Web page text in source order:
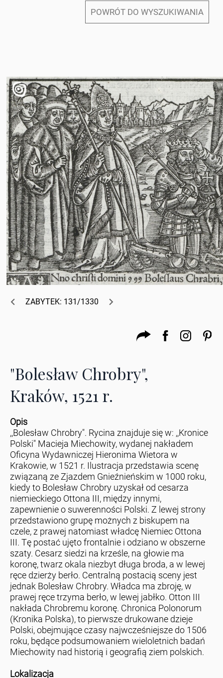
POWRÓT DO WYSZUKIWANIA
ZABYTEK: 131/1330
"Bolesław Chrobry",
Kraków, 1521 r.
Opis
,,Bolesław Chrobry". Rycina znajduje się w: ,,Kronice
Polski" Macieja Miechowity, wydanej nakładem
Oficyna Wydawniczej Hieronima Wietora w
Krakowie, w 1521 r. Ilustracja przedstawia scenę
związaną ze Zjazdem Gnieźnieńskim w 1000 roku,
kiedy to Bolesław Chrobry uzyskał od cesarza
niemieckiego Ottona III, między innymi,
zapewnienie o suwerenności Polski. Z lewej strony
przedstawiono grupę możnych z biskupem na
czele, z prawej natomiast władcę Niemiec Ottona
III. Tę postać ujęto frontalnie i odziano w obszerne
szaty. Cesarz siedzi na krześle, na głowie ma
koronę, twarz okala niezbyt długa broda, a w lewej
ręce dzierży berło. Centralną postacią sceny jest
jednak Bolesław Chrobry. Władca ma zbroję, w
prawej ręce trzyma berło, w lewej jabłko. Otton III
nakłada Chrobremu koronę. Chronica Polonorum
(Kronika Polska), to pierwsze drukowane dzieje
Polski, obejmujące czasy najwcześniejsze do 1506
roku, będące podsumowaniem wieloletnich badań
Miechowity nad historią i geografią ziem polskich.
Lokalizacja